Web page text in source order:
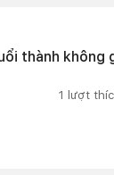
thành không
1 lượt